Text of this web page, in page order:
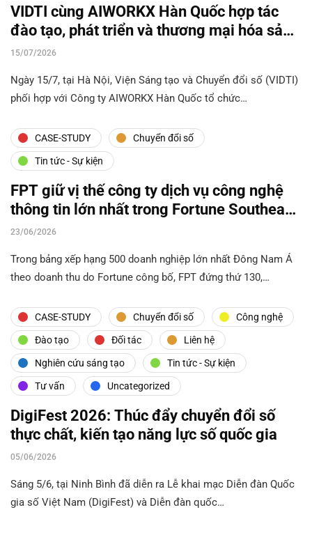
VIDTI cùng AIWORKX Hàn Quốc hợp tác
đào tạo, phát triển và thương mại hóa sản
phẩm AI
15/07/2026
Ngày 15/7, tại Hà Nội, Viện Sáng tạo và Chuyển đổi số (VIDTI)
phối hợp với Công ty AIWORKX Hàn Quốc tổ chức…
CASE-STUDY Chuyển đổi số
Tin tức - Sự kiện
FPT giữ vị thế công ty dịch vụ công nghệ
thông tin lớn nhất trong Fortune Southeast
Asia 500
23/06/2026
Trong bảng xếp hạng 500 doanh nghiệp lớn nhất Đông Nam Á
theo doanh thu do Fortune công bố, FPT đứng thứ 130,…
CASE-STUDY Chuyển đổi số Công nghệ
Đào tạo Đối tác Liên hệ
Nghiên cứu sáng tạo Tin tức - Sự kiện
Tư vấn Uncategorized
DigiFest 2026: Thúc đẩy chuyển đổi số
thực chất, kiến tạo năng lực số quốc gia
05/06/2026
Sáng 5/6, tại Ninh Bình đã diễn ra Lễ khai mạc Diễn đàn Quốc
gia số Việt Nam (DigiFest) và Diễn đàn quốc…